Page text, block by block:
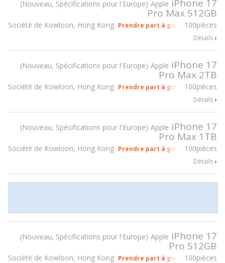
Nouveau, Spécifications pour l'Europe Apple iPhone 17
Pro Max 512GB
100pièces
Société de Kowloon, Hong Kong Prendre part à gsmX Hong Kong
Détails
Nouveau, Spécifications pour l'Europe Apple iPhone 17
Pro Max 2TB
100pièces
Société de Kowloon, Hong Kong Prendre part à gsmX Hong Kong
Détails
Nouveau, Spécifications pour l'Europe Apple iPhone 17
Pro Max 1TB
100pièces
Société de Kowloon, Hong Kong Prendre part à gsmX Hong Kong
Détails
Nouveau, Spécifications pour l'Europe Apple iPhone 17
Pro 512GB
100pièces
Société de Kowloon, Hong Kong Prendre part à gsmX Hong Kong